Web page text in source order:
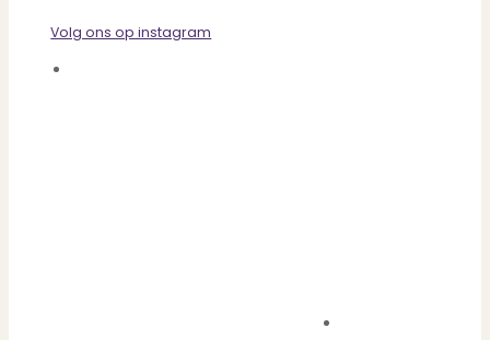
Volg ons op instagram